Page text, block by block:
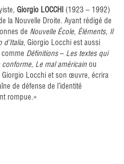
Giorgio LOCCHI (1923 – 1992)
la Nouvelle Droite. Ayant rédigé de
de Nouvelle École, Éléments, Il
d’Italia, Giorgio Locchi est aussi
comme Définitions– Les textes qui
conforme, Le mal américain ou
Giorgio Locchi et son œuvre, écrira
de défense de l’identité
rompue.»